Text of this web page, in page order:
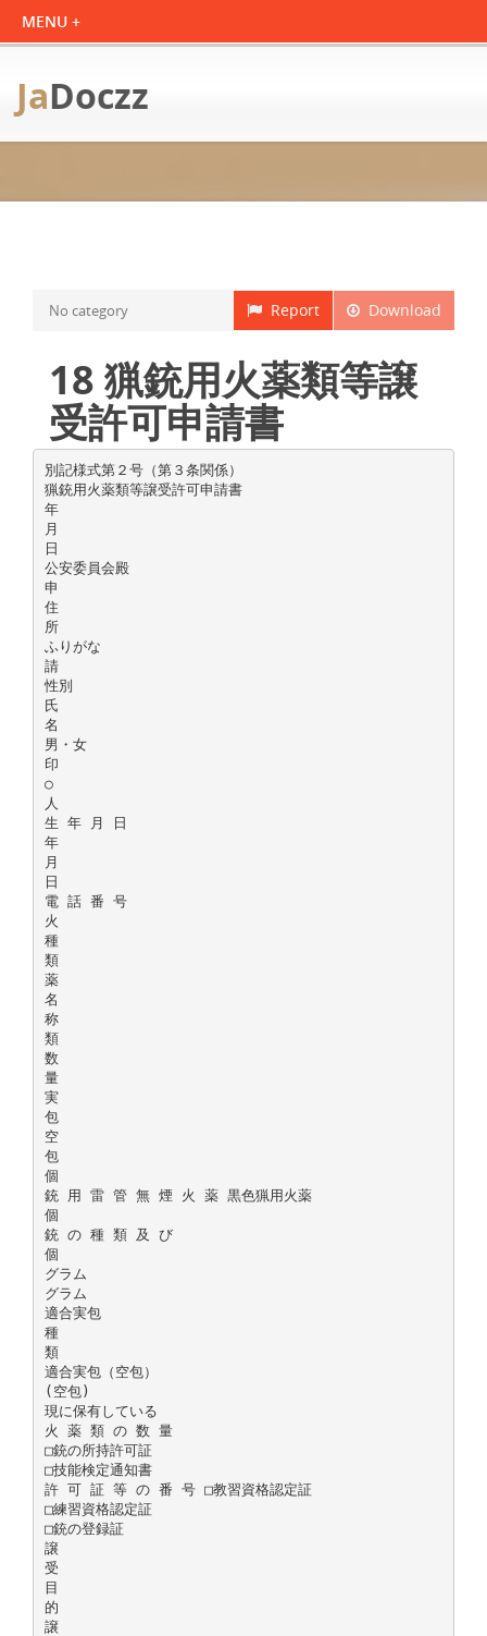
JaDoczz
Download
Report
No category
18 猟銃用火薬類等譲
受許可申請書
別記様式第２号（第３条関係）
猟銃用火薬類等譲受許可申請書
年
月
日
公安委員会殿
申
住
所
ふりがな
請
性別
氏
名
男・女
印
○
人
生 年 月 日
年
月
日
電 話 番 号
火
種
類
薬
名
称
類
数
量
実
包
空
包
個
銃 用 雷 管 無 煙 火 薬 黒色猟用火薬
個
銃 の 種 類 及 び
個
グラム
グラム
適合実包
種
類
適合実包（空包）
(空包)
現に保有している
火 薬 類 の 数 量
□銃の所持許可証
□技能検定通知書
許 可 証 等 の 番 号 □教習資格認定証
□練習資格認定証
□銃の登録証
譲
受
目
的
譲